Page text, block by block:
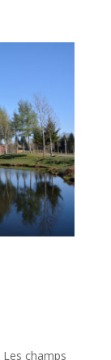
Les champs